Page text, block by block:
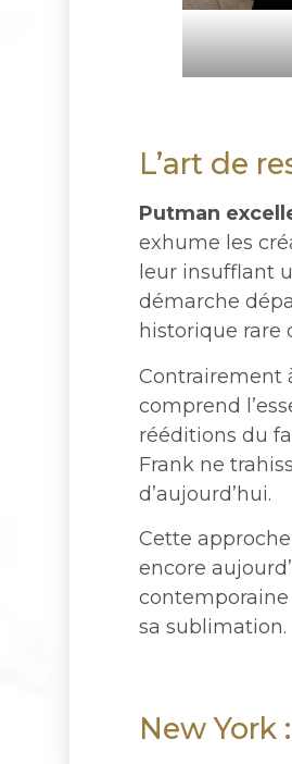
L’art de
Putman
exhume les
leur insufflant
démarche
historique rare
Contrairement
comprend
rééditions du
Frank ne
d’aujourd’hui.
Cette
encore
sa sublimation.
New York